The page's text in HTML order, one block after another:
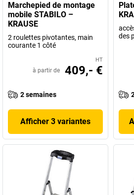
Marchepied de montage
mobile STABILO –
KRAUSE
2 roulettes pivotantes, main
courante 1 côté
HT
à partir de 409,- €
2 semaines
Afficher 3 variantes
des